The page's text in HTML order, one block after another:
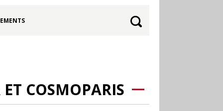
COSMOPARIS
30.06
Canicule : les